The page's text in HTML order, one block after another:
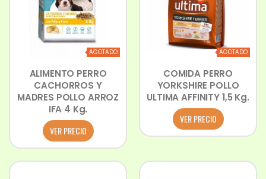
AGOTADO
ALIMENTO PERRO
CACHORROS Y
MADRES POLLO ARROZ
IFA 4 Kg.
VER PRECIO
AGOTADO
COMIDA PERRO
YORKSHIRE POLLO
ULTIMA AFFINITY 1,5 Kg.
VER PRECIO